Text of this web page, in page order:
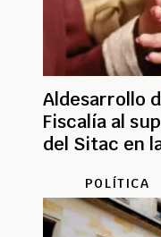
Aldesarrollo
Fiscalía al
del Sitac en
POLÍTICA